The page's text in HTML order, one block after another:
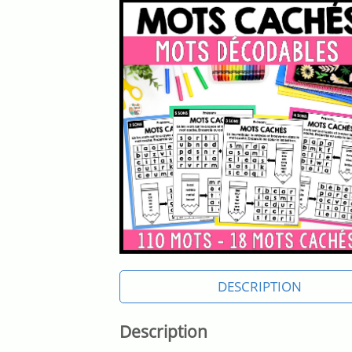
DESCRIPTION
Description